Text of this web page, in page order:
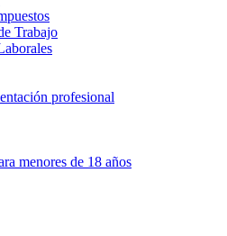
Trabajo
profesional
menores de 18 años